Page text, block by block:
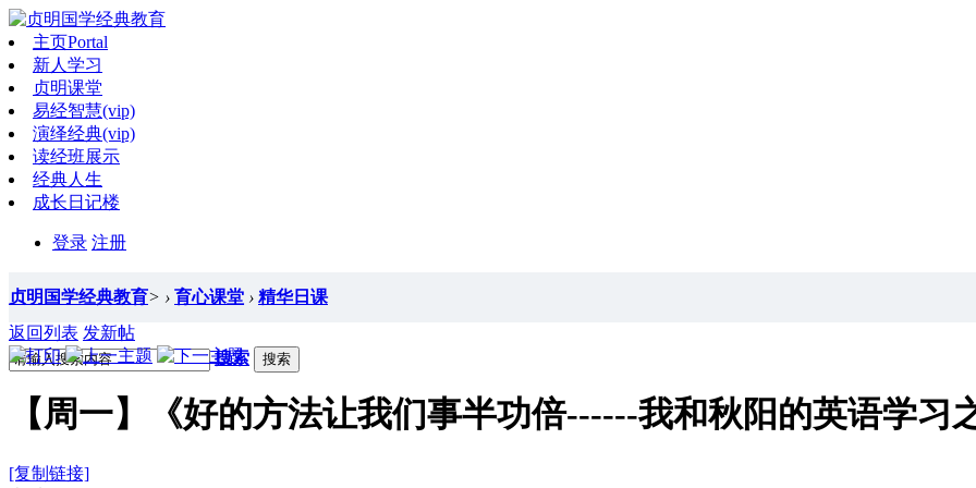
主页Portal
新人学习
贞明课堂
易经智慧(vip)
演绎经典(vip)
读经班展示
经典人生
成长日记楼
登录 注册
贞明国学经典教育> › 育心课堂 › 精华日课
搜索 搜索
返回列表 发新帖
【周一】《好的方法让我们事半功倍------我和秋阳的英语学习
[复制链接]